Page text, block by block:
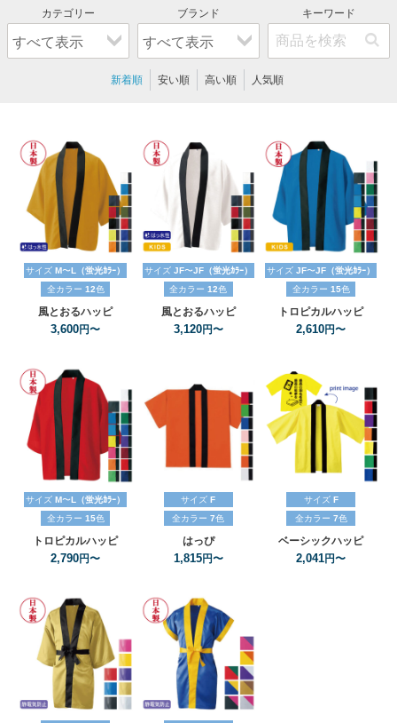
新着順 安い順 高い順 人気順
サイズ M〜 L（蛍光ｶﾗｰ）
全カラー 12色
風とおるハッピ
3,600円〜
サイズ JF〜JF（蛍光ｶﾗｰ）
全カラー 12色
風とおるハッピ
3,120円〜
サイズ JF〜JF（蛍光ｶﾗｰ）
全カラー 15色
トロピカルハッピ
2,610円〜
サイズ M〜L（蛍光ｶﾗｰ）
全カラー 15色
トロピカルハッピ
2,790円〜
サイズ F
全カラー 7色
はっぴ
1,815円〜
サイズ F
全カラー 7色
ベーシックハッピ
2,041円〜